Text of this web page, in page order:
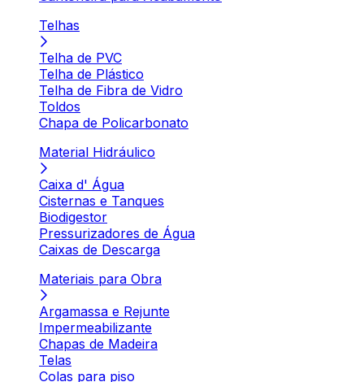
Telhas
Telha de PVC
Telha de Plástico
Telha de Fibra de Vidro
Toldos
Chapa de Policarbonato
Material Hidráulico
Caixa d' Água
Cisternas e Tanques
Biodigestor
Pressurizadores de Água
Caixas de Descarga
Materiais para Obra
Argamassa e Rejunte
Impermeabilizante
Chapas de Madeira
Telas
Colas para piso